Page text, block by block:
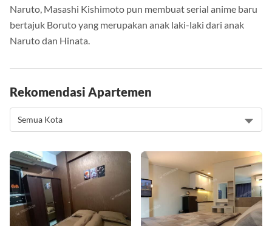
Naruto, Masashi Kishimoto pun membuat serial anime baru
bertajuk Boruto yang merupakan anak laki-laki dari anak
Naruto dan Hinata.
Rekomendasi Apartemen